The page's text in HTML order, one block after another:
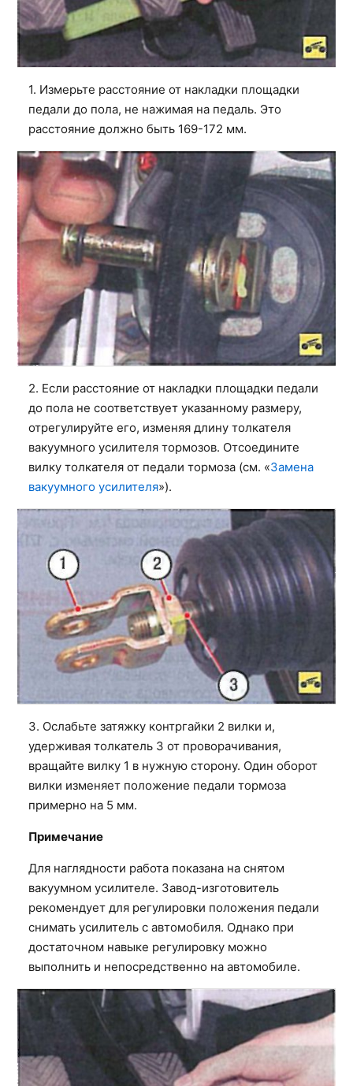
1. Измерьте расстояние от накладки площадки
педали до пола, не нажимая на педаль. Это
расстояние должно быть 169-172 мм.
2. Если расстояние от накладки площадки педали
до пола не соответствует указанному размеру,
отрегулируйте его, изменяя длину толкателя
вакуумного усилителя тормозов. Отсоедините
вилку толкателя от педали тормоза (см. «Замена
вакуумного усилителя»).
3. Ослабьте затяжку контргайки 2 вилки и,
удерживая толкатель 3 от проворачивания,
вращайте вилку 1 в нужную сторону. Один оборот
вилки изменяет положение педали тормоза
примерно на 5 мм.
Примечание
Для наглядности работа показана на снятом
вакуумном усилителе. Завод-изготовитель
рекомендует для регулировки положения педали
снимать усилитель с автомобиля. Однако при
достаточном навыке регулировку можно
выполнить и непосредственно на автомобиле.